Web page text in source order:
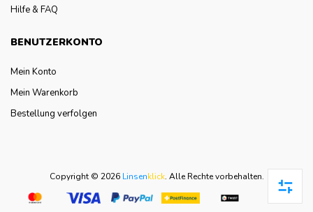
Hilfe & FAQ
BENUTZERKONTO
Mein Konto
Mein Warenkorb
Bestellung verfolgen
Copyright © 2026 Linsenklick. Alle Rechte vorbehalten.